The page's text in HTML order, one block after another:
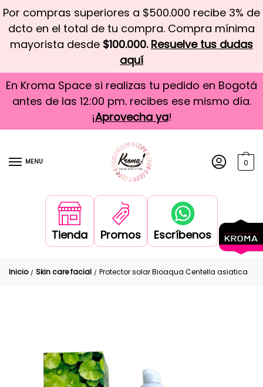
Por compras superiores a $500.000 recibe 3% de
dcto en el total de tu compra. Compra mínima
mayorista desde $100.000. Resuelve tus dudas
aquí
En Kroma Space si realizas tu pedido en Bogotá
antes de las 12:00 pm. recibes ese mismo día.
¡Aprovecha ya!
MENU 0
Tienda Promos Escríbenos
Inicio / Skin care facial / Protector solar Bioaqua Centella asiatica